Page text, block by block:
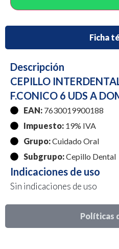
Ficha
Políticas
Descripción
CEPILLO
F.CONICO 6 UDS A
EAN: 7630019900188
Impuesto: 19% IVA
Grupo:Cuidado Oral
Subgrupo:Cepillo Dental
Indicaciones de uso
Sin indicaciones de uso